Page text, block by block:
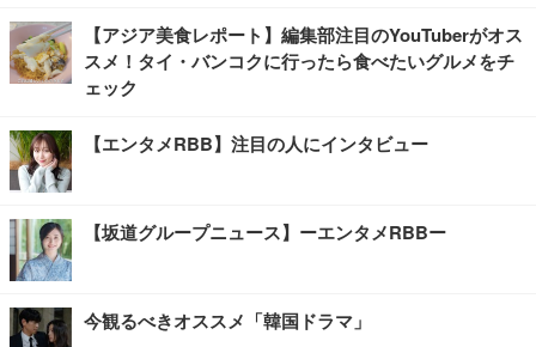
【アジア美食レポート】編集部注目のYouTuberがオス
スメ！タイ・バンコクに行ったら食べたいグルメをチ
ェック
【エンタメRBB】注目の人にインタビュー
【坂道グループニュース】ーエンタメRBBー
今観るべきオススメ「韓国ドラマ」